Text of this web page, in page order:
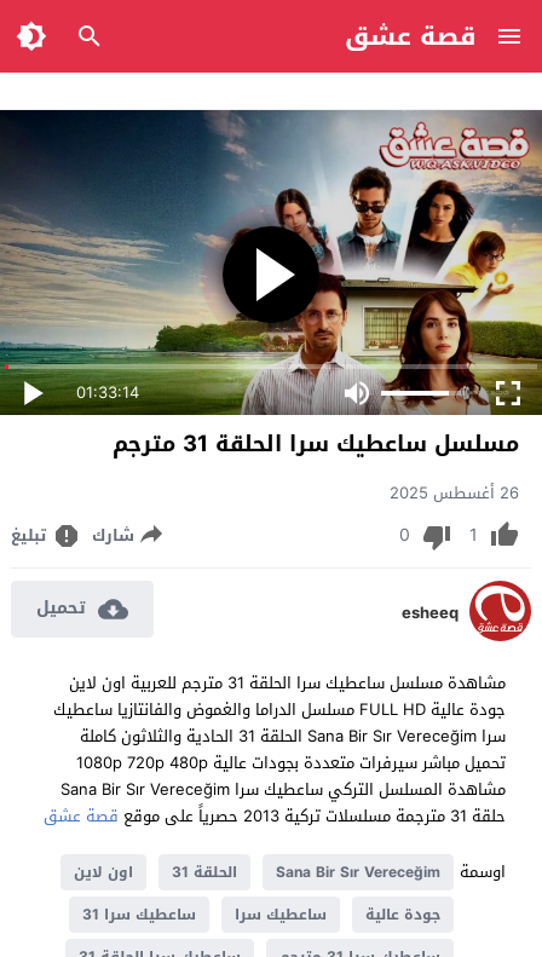
قصة عشق
01:33:14
مسلسل ساعطيك سرا الحلقة 31 مترجم
26 أغسطس 2025
1
0 شارك تبليغ
esheeq تحميل
مشاهدة مسلسل ساعطيك سرا الحلقة 31 مترجم للعربية اون لاين
جودة عالية FULL HD مسلسل الدراما والغموض والفانتازيا ساعطيك
سرا Sana Bir Sır Vereceğim الحلقة 31 الحادية والثلاثون كاملة
تحميل مباشر سيرفرات متعددة بجودات عالية 1080p 720p 480p
مشاهدة المسلسل التركي ساعطيك سرا Sana Bir Sır Vereceğim
حلقة 31 مترجمة مسلسلات تركية 2013 حصرياً على موقع
قصة عشق
اوسمة
Sana Bir Sır Vereceğim الحلقة 31
اون لاين
جودة عالية
ساعطيك سرا
ساعطيك سرا 31